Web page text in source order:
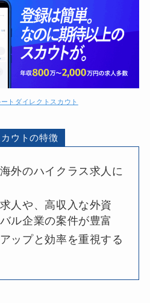
ートダイレクトスカウト
ウトの特徴
外のハイクラス求人に
人や、高収入な外資
ル企業の案件が豊富
ップと効率を重視する